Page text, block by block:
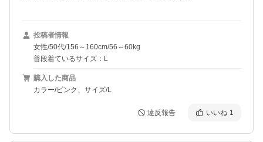
投稿者情報
女性/50代/156～160cm/56～60kg
普段着ているサイズ：L
購入した商品
カラー/ピンク、サイズ/L
違反報告 いいね 1